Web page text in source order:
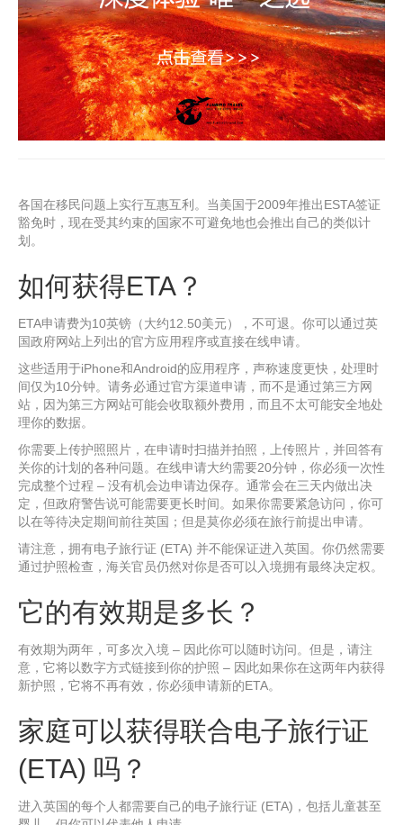
各国在移民问题上实行互惠互利。当美国于2009年推出ESTA签证
豁免时，现在受其约束的国家不可避免地也会推出自己的类似计
划。
如何获得ETA？
ETA申请费为10英镑（大约12.50美元），不可退。你可以通过英
国政府网站上列出的官方应用程序或直接在线申请。
这些适用于iPhone和Android的应用程序，声称速度更快，处理时
间仅为10分钟。请务必通过官方渠道申请，而不是通过第三方网
站，因为第三方网站可能会收取额外费用，而且不太可能安全地处
理你的数据。
你需要上传护照照片，在申请时扫描并拍照，上传照片，并回答有
关你的计划的各种问题。在线申请大约需要20分钟，你必须一次性
完成整个过程 – 没有机会边申请边保存。通常会在三天内做出决
定，但政府警告说可能需要更长时间。如果你需要紧急访问，你可
以在等待决定期间前往英国；但是莫你必须在旅行前提出申请。
请注意，拥有电子旅行证 (ETA) 并不能保证进入英国。你仍然需要
通过护照检查，海关官员仍然对你是否可以入境拥有最终决定权。
它的有效期是多长？
有效期为两年，可多次入境 – 因此你可以随时访问。但是，请注
意，它将以数字方式链接到你的护照 – 因此如果你在这两年内获得
新护照，它将不再有效，你必须申请新的ETA。
家庭可以获得联合电子旅行证
(ETA) 吗？
进入英国的每个人都需要自己的电子旅行证 (ETA)，包括儿童甚至